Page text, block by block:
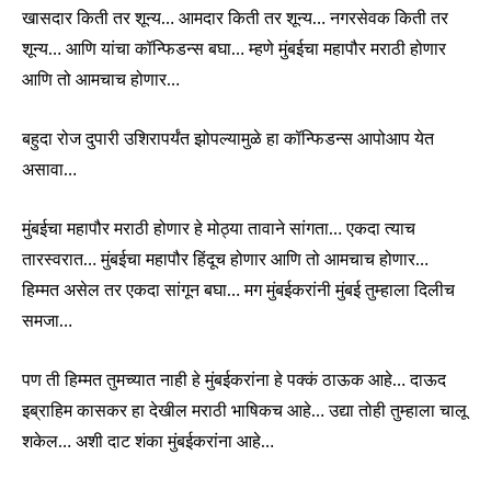
Join our community of
SUBSCRIBERS and be part of the
conversation.
To subscribe, simply enter your email address on our website
or click the subscribe button below. Don't worry, we respect
your privacy and won't spam your inbox. Your information is
I've read and accept the Privacy Policy
खासदार किती तर शून्य… आमदार किती तर शून्य… नगरसेवक किती तर
शून्य… आणि यांचा कॉन्फिडन्स बघा… म्हणे मुंबईचा महापौर मराठी होणार
आणि तो आमचाच होणार…
बहुदा रोज दुपारी उशिरापर्यंत झोपल्यामुळे हा कॉन्फिडन्स आपोआप येत
असावा…
मुंबईचा महापौर मराठी होणार हे मोठ्या तावाने सांगता… एकदा त्याच
तारस्वरात… मुंबईचा महापौर हिंदूच होणार आणि तो आमचाच होणार…
हिम्मत असेल तर एकदा सांगून बघा… मग मुंबईकरांनी मुंबई तुम्हाला दिलीच
समजा…
पण ती हिम्मत तुमच्यात नाही हे मुंबईकरांना हे पक्कं ठाऊक आहे… दाऊद
इब्राहिम कासकर हा देखील मराठी भाषिकच आहे… उद्या तोही तुम्हाला चालू
शकेल… अशी दाट शंका मुंबईकरांना आहे…